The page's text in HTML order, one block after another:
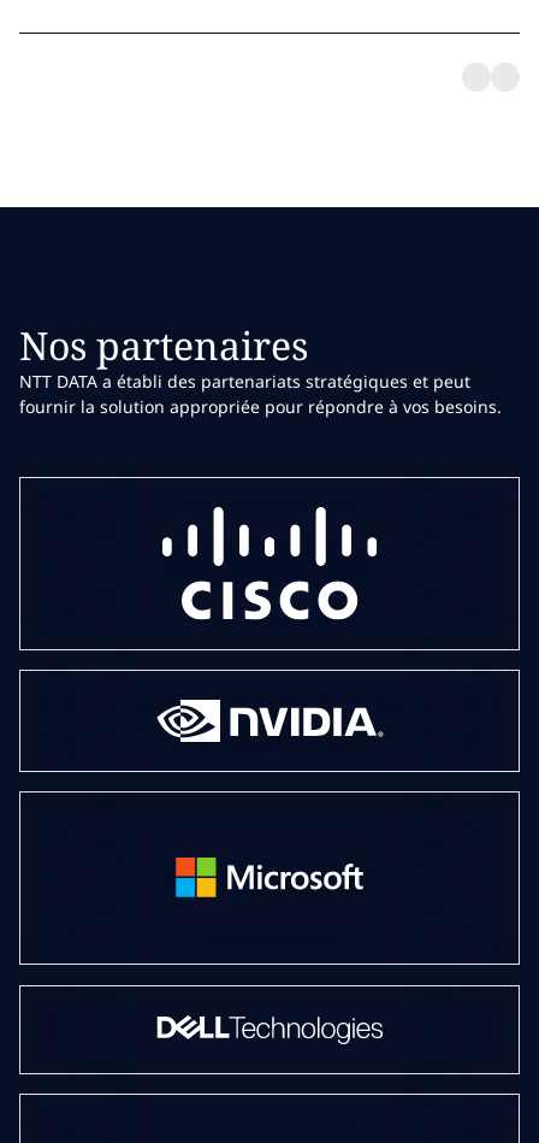
Nos partenaires
NTT DATA a établi des partenariats stratégiques et peut
fournir la solution appropriée pour répondre à vos besoins.